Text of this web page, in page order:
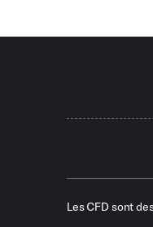
Les CFD sont